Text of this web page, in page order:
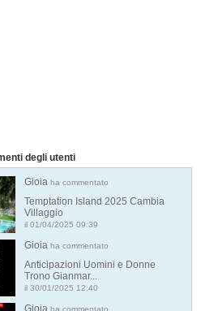
degli utenti
Gioia ha commentato
Temptation Island 2025 Cambia
Villaggio
il 01/04/2025 09:39
Gioia ha commentato
Anticipazioni Uomini e Donne
Trono Gianmar...
il 30/01/2025 12:40
Gioia ha commentato